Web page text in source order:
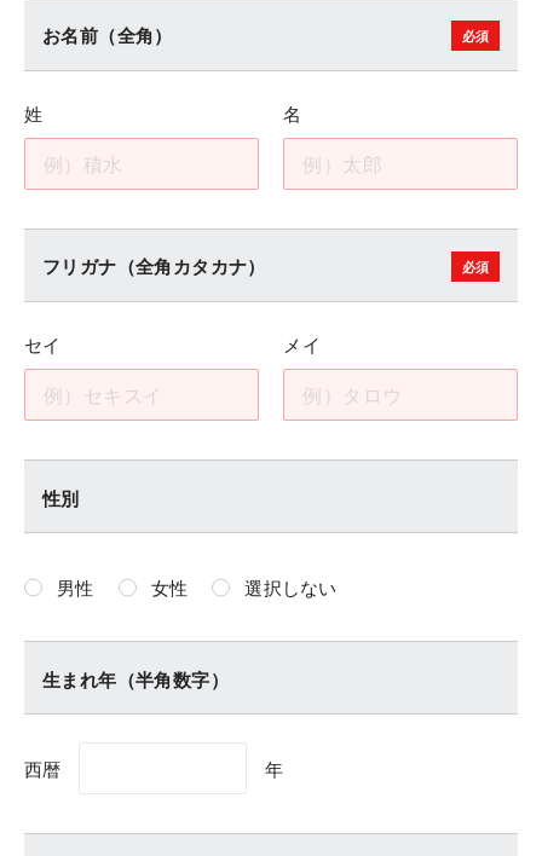
お名前（全角）
姓 名
フリガナ（全角カタカナ）
セイ メイ
性別
男性 女性 選択しない
生まれ年（半角数字）
西暦 年